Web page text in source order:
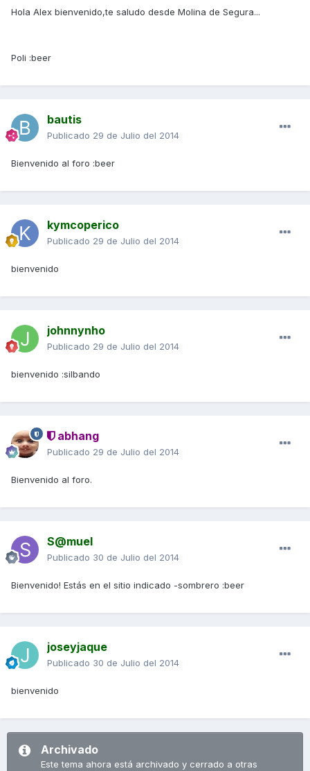
Hola Alex bienvenido,te saludo desde Molina de Segura...
Poli :beer
bautis
Publicado 29 de Julio del 2014
Bienvenido al foro :beer
kymcoperico
Publicado 29 de Julio del 2014
bienvenido
johnnynho
Publicado 29 de Julio del 2014
bienvenido :silbando
abhang
Publicado 29 de Julio del 2014
Bienvenido al foro.
S@muel
Publicado 30 de Julio del 2014
Bienvenido! Estás en el sitio indicado -sombrero :beer
joseyjaque
Publicado 30 de Julio del 2014
bienvenido
Archivado
Este tema ahora está archivado y cerrado a otras